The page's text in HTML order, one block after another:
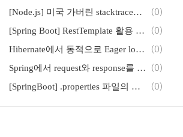
[Node.js] 미국 가버린 stacktrace를 찾아보자 (0)
[Spring Boot] RestTemplate 활용 1 - 응답 타입 일반화 (0)
Hibernate에서 동적으로 Eager load Lazy load 하는 법 (0)
Spring에서 request와 response를 JSON format 으로 한번에 로깅하기 (0)
[SpringBoot] .properties 파일의 상수를 Enum에 초기화하기 (0)